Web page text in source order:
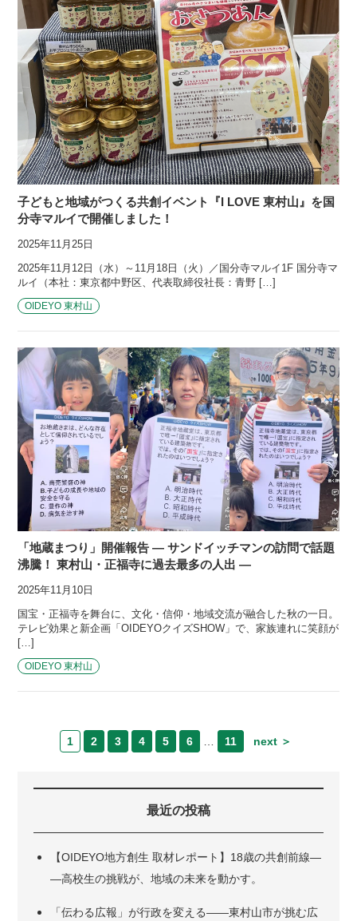
子どもと地域がつくる共創イベント『I LOVE 東村山』を国
分寺マルイで開催しました！
2025年11月25日
2025年11月12日（水）～11月18日（火）／国分寺マルイ1F 国分寺マ
ルイ（本社：東京都中野区、代表取締役社長：青野 […]
OIDEYO 東村山
「地蔵まつり」開催報告 — サンドイッチマンの訪問で話題
沸騰！ 東村山・正福寺に過去最多の人出 —
2025年11月10日
国宝・正福寺を舞台に、文化・信仰・地域交流が融合した秋の一日。
テレビ効果と新企画「OIDEYOクイズSHOW」で、家族連れに笑顔が
[…]
OIDEYO 東村山
1 2 3 4 5 6 11 next ＞
最近の投稿
【OIDEYO地方創生 取材レポート】18歳の共創前線―
―高校生の挑戦が、地域の未来を動かす。
「伝わる広報」が行政を変える――東村山市が挑む広